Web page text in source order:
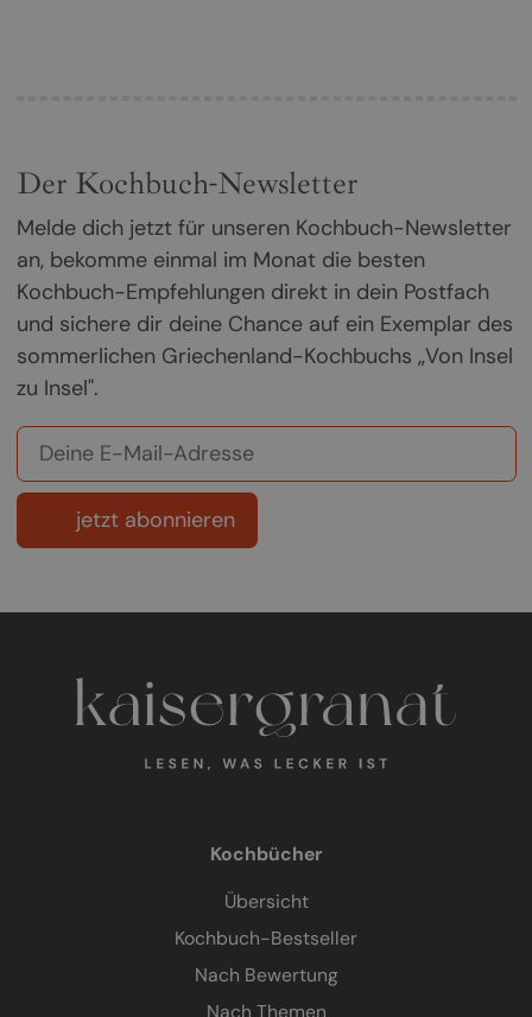
Der Kochbuch-Newsletter
Melde dich jetzt für unseren Kochbuch-Newsletter
an, bekomme einmal im Monat die besten
Kochbuch-Empfehlungen direkt in dein Postfach
und sichere dir deine Chance auf ein Exemplar des
sommerlichen Griechenland-Kochbuchs „Von Insel
zu Insel".
jetzt abonnieren
Kochbücher
Übersicht
Kochbuch-Bestseller
Nach Bewertung
Nach Themen